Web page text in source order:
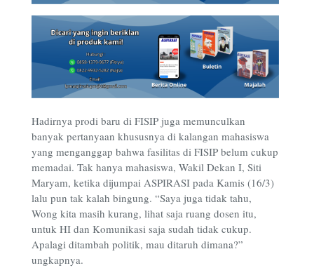
Hadirnya prodi baru di FISIP juga memunculkan
banyak pertanyaan khususnya di kalangan mahasiswa
yang menganggap bahwa fasilitas di FISIP belum cukup
memadai. Tak hanya mahasiswa, Wakil Dekan I, Siti
Maryam, ketika dijumpai ASPIRASI pada Kamis (16/3)
lalu pun tak kalah bingung. “Saya juga tidak tahu,
Wong kita masih kurang, lihat saja ruang dosen itu,
untuk HI dan Komunikasi saja sudah tidak cukup.
Apalagi ditambah politik, mau ditaruh dimana?”
ungkapnya.